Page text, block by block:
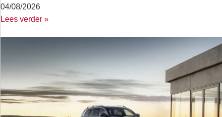
04/08/2026
Lees verder »